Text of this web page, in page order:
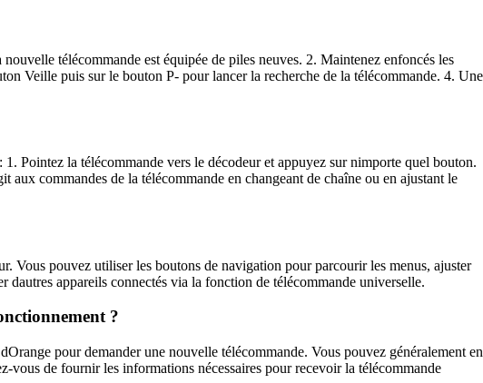
télécommande est équipée de piles neuves. 2. Maintenez enfoncés les
Veille puis sur le bouton P- pour lancer la recherche de la télécommande. 4. Une
Pointez la télécommande vers le décodeur et appuyez sur nimporte quel bouton.
commandes de la télécommande en changeant de chaîne ou en ajustant le
Vous pouvez utiliser les boutons de navigation pour parcourir les menus, ajuster
dautres appareils connectés via la fonction de télécommande universelle.
?
pour demander une nouvelle télécommande. Vous pouvez généralement en
vous de fournir les informations nécessaires pour recevoir la télécommande